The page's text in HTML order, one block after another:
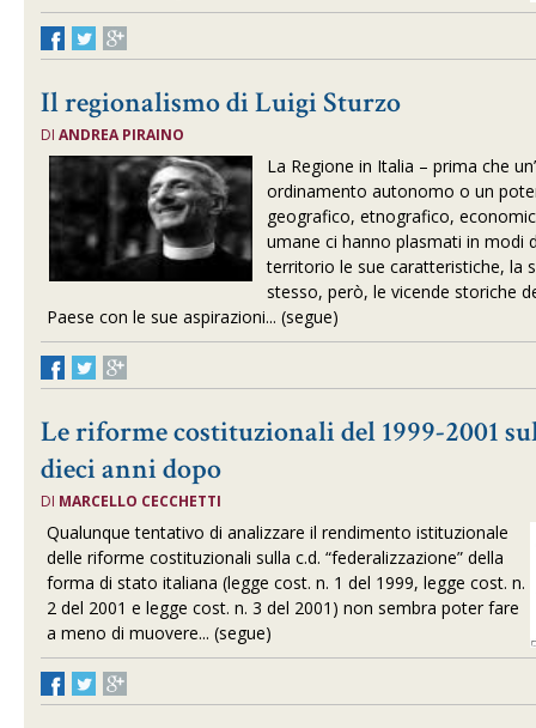
Il regionalismo di Luigi Sturzo
DIANDREA PIRAINO
La Regione in Italia – prima che
ordinamento autonomo o un
geografico, etnografico,
umane ci hanno plasmati in modi
territorio le sue caratteristiche, la
stesso, però, le vicende storiche
Paese con le sue aspirazioni... (segue)
Le riforme costituzionali del 1999-2001
dieci anni dopo
DI MARCELLO CECCHETTI
Qualunque tentativo di analizzare il rendimento istituzionale
delle riforme costituzionali sulla c.d. “federalizzazione” della
forma di stato italiana (legge cost. n. 1 del 1999, legge cost. n.
2 del 2001 e legge cost. n. 3 del 2001) non sembra poter fare
a meno di muovere... (segue)